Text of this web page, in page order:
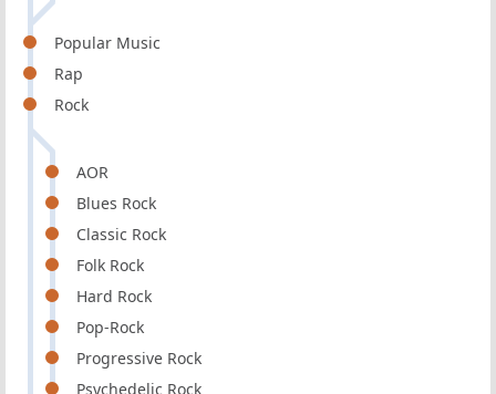
Popular Music
Rap
Rock
AOR
Blues Rock
Classic Rock
Folk Rock
Hard Rock
Pop-Rock
Progressive Rock
Psychedelic Rock